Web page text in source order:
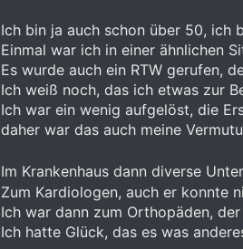
Ich bin ja auch schon über 50, ich
Einmal war ich in einer ähnlichen
Es wurde auch ein RTW gerufen,
Ich weiß noch, das ich etwas zur
Ich war ein wenig aufgelöst, die
daher war das auch meine
Im Krankenhaus dann diverse
Zum Kardiologen, auch er konnte
Ich war dann zum Orthopäden,
Ich hatte Glück, das es was